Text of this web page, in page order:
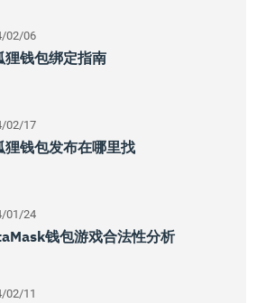
02/06
狸钱包绑定指南
02/17
狸钱包发布在哪里找
01/24
钱包游戏合法性分析
02/11